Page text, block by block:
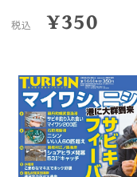
税込 ¥350